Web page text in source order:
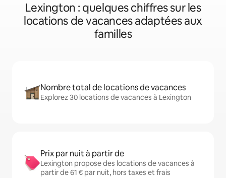
Lexington : quelques chiffres sur les
locations de vacances adaptées aux
familles
Nombre total de locations de vacances
Explorez 30 locations de vacances à Lexington
Prix par nuit à partir de
Lexington propose des locations de vacances à
partir de 61 € par nuit, hors taxes et frais